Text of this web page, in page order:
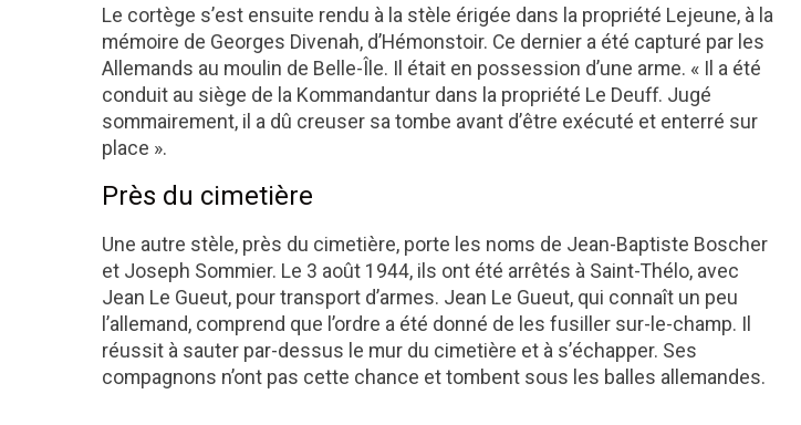
Le cortège s’est ensuite rendu à la stèle érigée dans la propriété Lejeune, à la
mémoire de Georges Divenah, d’Hémonstoir. Ce dernier a été capturé par les
Allemands au moulin de Belle-Île. Il était en possession d’une arme. « Il a été
conduit au siège de la Kommandantur dans la propriété Le Deuff. Jugé
sommairement, il a dû creuser sa tombe avant d’être exécuté et enterré sur
place ».
Près du cimetière
Une autre stèle, près du cimetière, porte les noms de Jean-Baptiste Boscher
et Joseph Sommier. Le 3 août 1944, ils ont été arrêtés à Saint-Thélo, avec
Jean Le Gueut, pour transport d’armes. Jean Le Gueut, qui connaît un peu
l’allemand, comprend que l’ordre a été donné de les fusiller sur-le-champ. Il
réussit à sauter par-dessus le mur du cimetière et à s’échapper. Ses
compagnons n’ont pas cette chance et tombent sous les balles allemandes.